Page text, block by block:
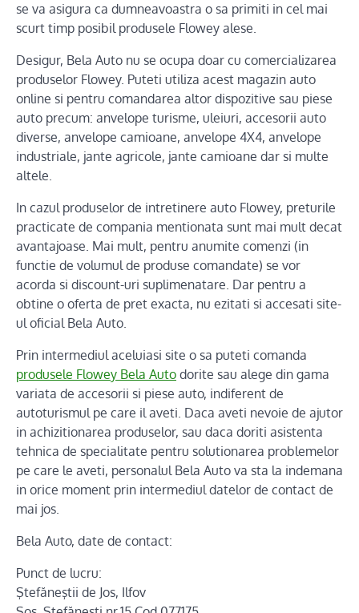
se va asigura ca dumneavoastra o sa primiti in cel mai
scurt timp posibil produsele Flowey alese.
Desigur, Bela Auto nu se ocupa doar cu comercializarea
produselor Flowey. Puteti utiliza acest magazin auto
online si pentru comandarea altor dispozitive sau piese
auto precum: anvelope turisme, uleiuri, accesorii auto
diverse, anvelope camioane, anvelope 4X4, anvelope
industriale, jante agricole, jante camioane dar si multe
altele.
In cazul produselor de intretinere auto Flowey, preturile
practicate de compania mentionata sunt mai mult decat
avantajoase. Mai mult, pentru anumite comenzi (in
functie de volumul de produse comandate) se vor
acorda si discount-uri suplimenatare. Dar pentru a
obtine o oferta de pret exacta, nu ezitati si accesati site-
ul oficial Bela Auto.
Prin intermediul aceluiasi site o sa puteti comanda
produsele Flowey Bela Auto dorite sau alege din gama
variata de accesorii si piese auto, indiferent de
autoturismul pe care il aveti. Daca aveti nevoie de ajutor
in achizitionarea produselor, sau daca doriti asistenta
tehnica de specialitate pentru solutionarea problemelor
pe care le aveti, personalul Bela Auto va sta la indemana
in orice moment prin intermediul datelor de contact de
mai jos.
Bela Auto, date de contact:
Punct de lucru:
Ştefăneştii de Jos, Ilfov